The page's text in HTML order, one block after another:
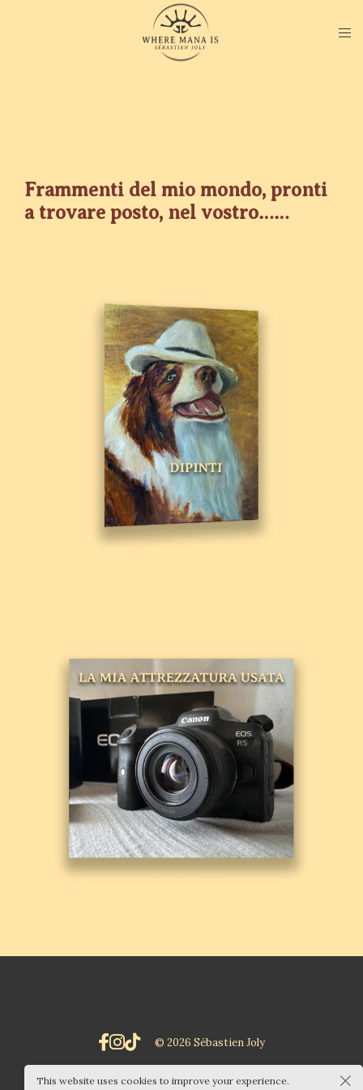
Frammenti del mio mondo, pronti
a trovare posto, nel vostro……
© 2026 Sébastien Joly
This website uses cookies to improve your experience.